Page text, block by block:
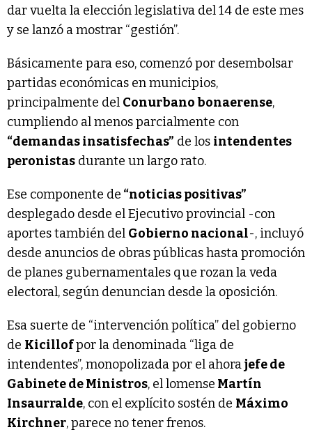
dar vuelta la elección legislativa del 14 de este mes
y se lanzó a mostrar “gestión”.
Básicamente para eso, comenzó por desembolsar
partidas económicas en municipios,
principalmente del Conurbano bonaerense,
cumpliendo al menos parcialmente con
“demandas insatisfechas” de los intendentes
peronistas durante un largo rato.
Ese componente de “noticias positivas”
desplegado desde el Ejecutivo provincial -con
aportes también del Gobierno nacional-, incluyó
desde anuncios de obras públicas hasta promoción
de planes gubernamentales que rozan la veda
electoral, según denuncian desde la oposición.
Esa suerte de “intervención política” del gobierno
de Kicillofpor la denominada “liga de
intendentes”, monopolizada por el ahorajefe de
Gabinete de Ministros, el lomense Martín
Insaurralde, con el explícito sostén de Máximo
Kirchner, parece no tener frenos.